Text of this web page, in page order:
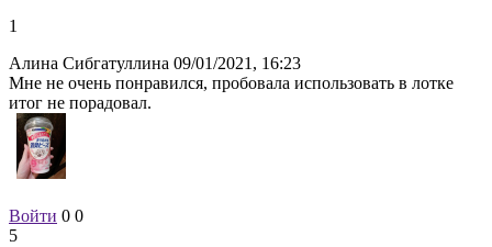
1
Алина Сибгатуллина 09/01/2021, 16:23
Мне не очень понравился, пробовала использовать в лотке
итог не порадовал.
Войти 0 0
5